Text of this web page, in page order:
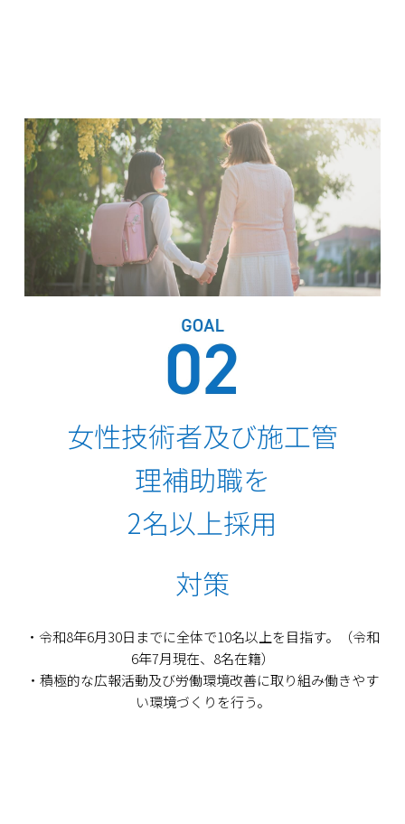
女性技術者及び施工管
理補助職を
2名以上採用
対策
・令和8年6月30日までに全体で10名以上を目指す。（令和
6年7月現在、8名在籍）
・積極的な広報活動及び労働環境改善に取り組み働きやす
い環境づくりを行う。